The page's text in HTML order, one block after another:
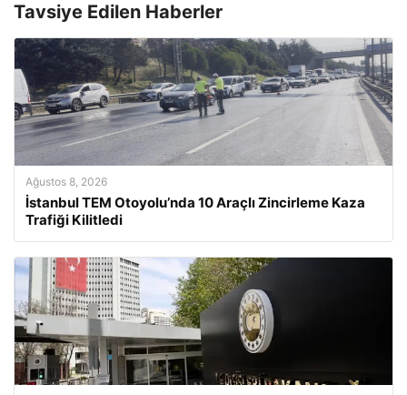
Tavsiye Edilen Haberler
Ağustos 8, 2026
İstanbul TEM Otoyolu’nda 10 Araçlı Zincirleme Kaza
Trafiği Kilitledi